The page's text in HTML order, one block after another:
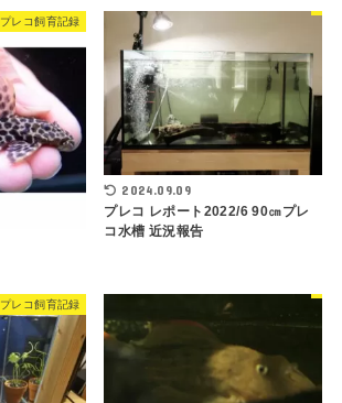
プレコ飼育記録
2024.09.09
プレコ レポート2022/6 90㎝プレ
コ水槽 近況報告
プレコ飼育記録